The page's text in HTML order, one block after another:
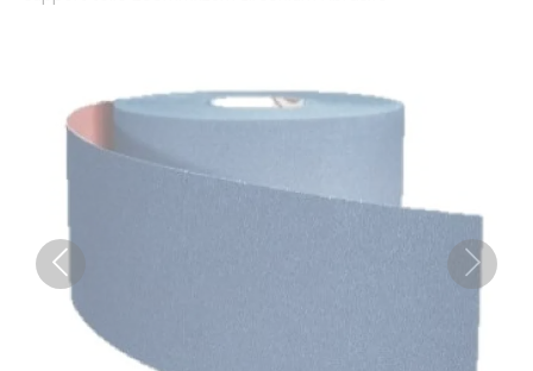
Previous Next